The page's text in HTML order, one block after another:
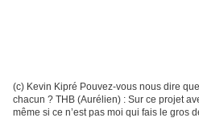
(c) Kevin Kipré Pouvez-vous nous dire
chacun ? THB (Aurélien) : Sur ce projet
même si ce n’est pas moi qui fais le gros